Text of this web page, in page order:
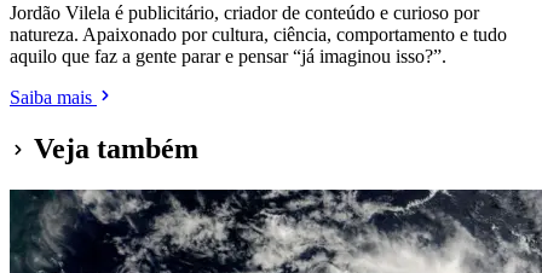
Jordão Vilela é publicitário, criador de conteúdo e curioso por
natureza. Apaixonado por cultura, ciência, comportamento e tudo
aquilo que faz a gente parar e pensar “já imaginou isso?”.
Saiba mais
Veja também